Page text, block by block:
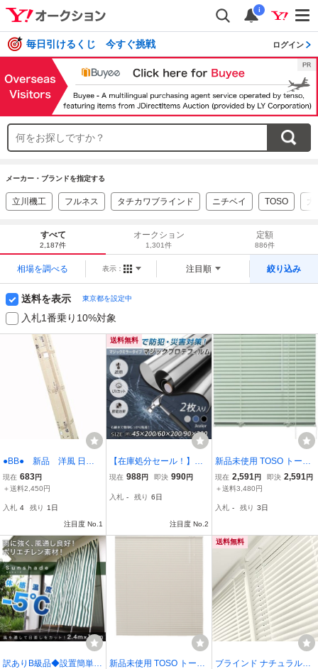
i
毎日引けるくじ 今すぐ挑戦 ログイン
メーカー・ブランドを指定する
立川機工 フルネス タチカワブラインド ニチベイ TOSO 大
すべて
2,187件
オークション
1,301件
定額
886件
相場を調べる 表示： 注目順 絞り込み
送料を表示 東京都を設定中
入札1番乗り10%対象
●BB● 新品 洋風 日除
け/たてす 5連 目隠し (幅3
00cm/高さ220～265cm)
ー付 Y-2.030T(GR) (GU
現在 683円
＋送料2,450円
入札 4 残り 1日
注目度 No.1
送料無料
【在庫処分セール！】ガ
ラスフィルム 防犯 飛散防
外から見えない 遮熱 UV
現在 988円 即決 990円
入札 - 残り 6日
注目度 No.2
新品未使用 TOSO トーソ
ー インテリアブラインド
スポーラ R グリーン 164
4 アルミブラインド /3334
現在 2,591円 即決 2,591円
＋送料3,480円
入札 - 残り 3日
訳ありB級品◆設置簡単！
新品未使用 TOSO トーソ
送料無料
ブラインド ナチュラルホ